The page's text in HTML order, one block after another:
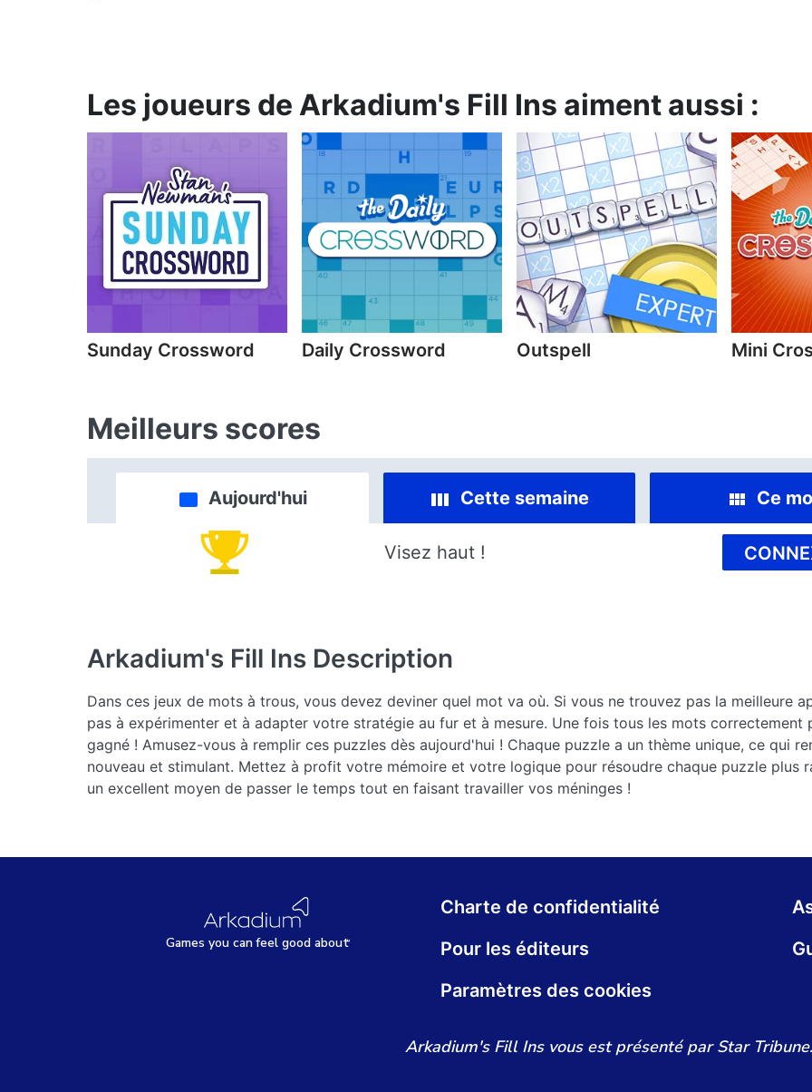
Les joueurs de Arkadium's Fill Ins aiment aussi :
Sunday Crossword Daily Crossword Outspell Mini
Meilleurs scores
Aujourd'hui Cette semaine Ce
Visez haut !
Arkadium's Fill Ins Description
Dans ces jeux de mots à trous, vous devez deviner quel mot va où. Si vous ne trouvez pas la meilleure
pas à expérimenter et à adapter votre stratégie au fur et à mesure. Une fois tous les mots correctement
gagné ! Amusez-vous à remplir ces puzzles dès aujourd'hui ! Chaque puzzle a un thème unique, ce qui
nouveau et stimulant. Mettez à profit votre mémoire et votre logique pour résoudre chaque puzzle plus
un excellent moyen de passer le temps tout en faisant travailler vos méninges !
Games you canfeel good about
Charte de confidentialité
Pour les éditeurs
Paramètres des cookies
Arkadium's Fill Ins vous est présenté par Star Tribune.